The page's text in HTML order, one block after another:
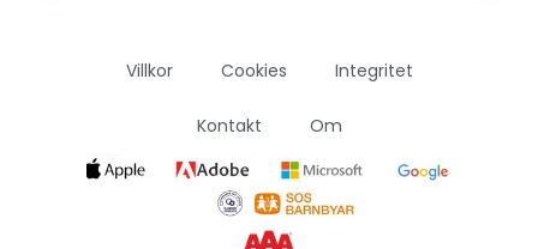
Villkor Cookies Integritet
Kontakt Om